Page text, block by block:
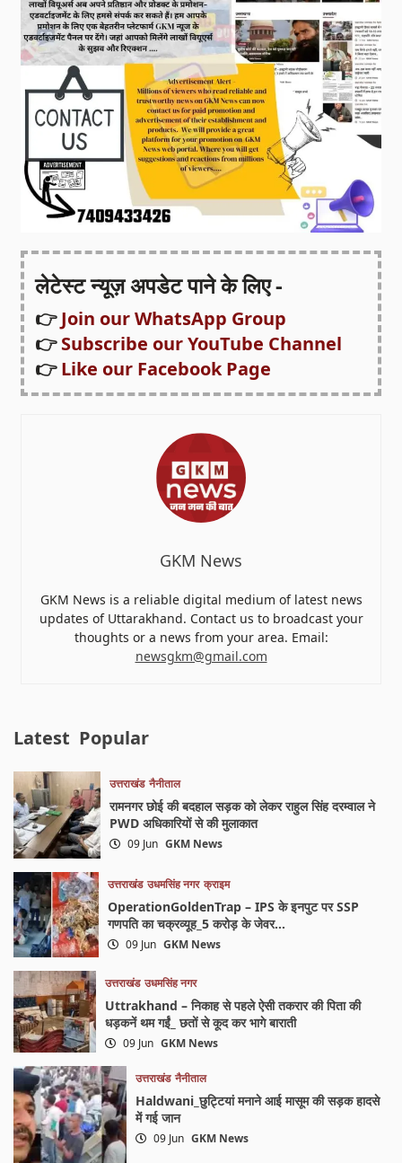
लेटेस्ट न्यूज़ अपडेट पाने के लिए -
👉Join our WhatsApp Group
👉Subscribe our YouTube Channel
👉Like our Facebook Page
GKM News
GKM News is a reliable digital medium of latest news
updates of Uttarakhand. Contact us to broadcast your
thoughts or a news from your area. Email:
newsgkm@gmail.com
Latest Popular
उत्तराखंड नैनीताल
रामनगर छोई की बदहाल सड़क को लेकर राहुल सिंह दरम्वाल ने
PWD अधिकारियों से की मुलाकात
09 Jun GKM News
उत्तराखंड उधमसिंह नगर क्राइम
OperationGoldenTrap – IPS के इनपुट पर SSP
गणपति का चक्रव्यूह_5 करोड़ के जेवर…
09 Jun GKM News
उत्तराखंड उधमसिंह नगर
Uttrakhand – निकाह से पहले ऐसी तकरार की पिता की
धड़कनें थम गईं_ छतों से कूद कर भागे बाराती
09 Jun GKM News
उत्तराखंड नैनीताल
Haldwani_छुट्टियां मनाने आई मासूम की सड़क हादसे
में गई जान
09 Jun GKM News